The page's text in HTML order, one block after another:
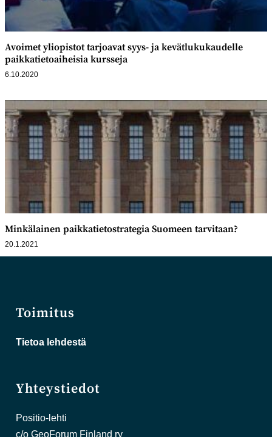
Avoimet yliopistot tarjoavat syys- ja kevätlukukaudelle
paikkatietoaiheisia kursseja
6.10.2020
Minkälainen paikkatietostrategia Suomeen tarvitaan?
20.1.2021
Toimitus
Tietoa lehdestä
Yhteystiedot
Positio-lehti
c/o GeoForum Finland ry